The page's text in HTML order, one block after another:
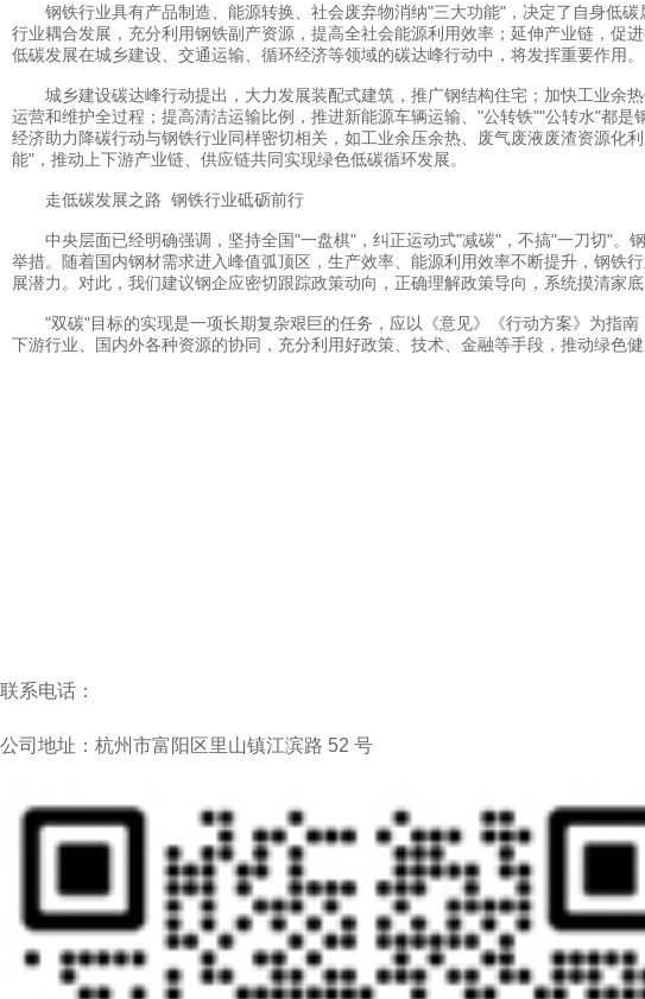
钢铁行业具有产品制造、能源转换、社会废弃物消纳"三大功能"，决定了自身低碳
行业耦合发展，充分利用钢铁副产资源，提高全社会能源利用效率；延伸产业链，
低碳发展在城乡建设、交通运输、循环经济等领域的碳达峰行动中，将发挥重要作用。
城乡建设碳达峰行动提出，大力发展装配式建筑，推广钢结构住宅；加快工业余热
运营和维护全过程；提高清洁运输比例，推进新能源车辆运输、"公转铁""公转水"都
经济助力降碳行动与钢铁行业同样密切相关，如工业余压余热、废气废液废渣资源化
能"，推动上下游产业链、供应链共同实现绿色低碳循环发展。
走低碳发展之路 钢铁行业砥砺前行
中央层面已经明确强调，坚持全国"一盘棋"，纠正运动式"减碳"，不搞"一刀切"。
举措。随着国内钢材需求进入峰值弧顶区，生产效率、能源利用效率不断提升，钢
展潜力。对此，我们建议钢企应密切跟踪政策动向，正确理解政策导向，系统摸清家
"双碳"目标的实现是一项长期复杂艰巨的任务，应以《意见》《行动方案》为指南
下游行业、国内外各种资源的协同，充分利用好政策、技术、金融等手段，推动绿色健
联系电话：
公司地址：杭州市富阳区里山镇江滨路 52 号